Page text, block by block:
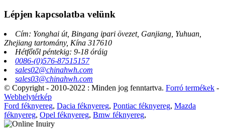
Lépjen kapcsolatba velünk
Cím: Yonghai út, Bingang ipari övezet, Ganjiang, Yuhuan,
Zhejiang tartomány, Kína 317610
Hétfőtől péntekig: 9-18 óráig
0086-(0)576-87515157
sales02@chinahwh.com
sales03@chinahwh.com
© Copyright - 2010-2022 : Minden jog fenntartva. Forró termékek -
Webhelytérkép
Ford féknyereg, Dacia féknyereg, Pontiac féknyereg, Mazda
féknyereg, Opel féknyereg, Bmw féknyereg,